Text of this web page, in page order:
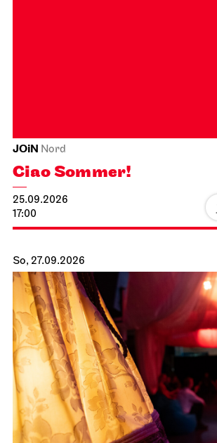
JOiN Nord
Ciao Sommer!
25.09.2026
17:00
So, 27.09.2026